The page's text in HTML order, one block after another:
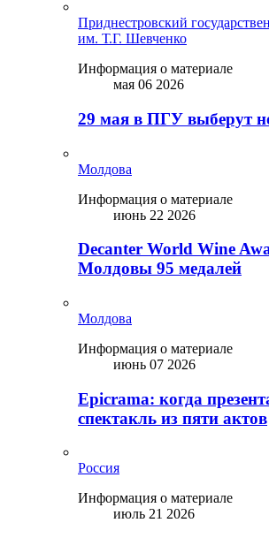
Приднестровский
им. Т.Г. Шевченко
Информация о материале
мая 06 2026
29 мая в ПГУ выберут
Молдова
Информация о материале
июнь 22 2026
Decanter World Wine
Молдовы 95 медалей
Молдова
Информация о материале
июнь 07 2026
Epicrama: когда
спектакль из пяти актов
Россия
Информация о материале
июль 21 2026